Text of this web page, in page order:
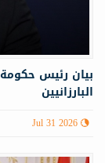
البارزانيين
Jul 31 2026